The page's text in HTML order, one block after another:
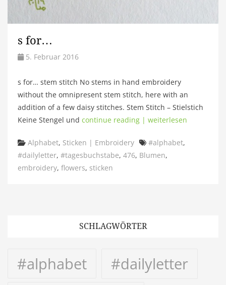
s for…
5. Februar 2016
s for… stem stitch No stems in hand embroidery
without the omnipresent stem stitch, here with an
addition of a few daisy stitches. Stem Stitch – Stielstich
Keine Stengel und continue reading | weiterlesen
Categories
Alphabet, Sticken | Embroidery Tags
#alphabet,
#dailyletter, #tagesbuchstabe, 476, Blumen,
embroidery, flowers, sticken
SCHLAGWÖRTER
#alphabet
#dailyletter